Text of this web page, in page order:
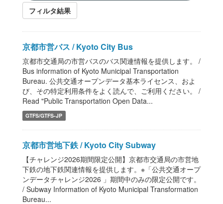
フィルタ結果
京都市営バス / Kyoto City Bus
京都市交通局の市営バスのバス関連情報を提供します。 /
Bus information of Kyoto Municipal Transportation
Bureau. 公共交通オープンデータ基本ライセンス、およ
び、その特定利用条件をよく読んで、ご利用ください。 /
Read "Public Transportation Open Data...
GTFS/GTFS-JP
京都市営地下鉄 / Kyoto City Subway
【チャレンジ2026期間限定公開】京都市交通局の市営地
下鉄の地下鉄関連情報を提供します。※「公共交通オープ
ンデータチャレンジ2026 」期間中のみの限定公開です。
/ Subway Information of Kyoto Municipal Transformation
Bureau...